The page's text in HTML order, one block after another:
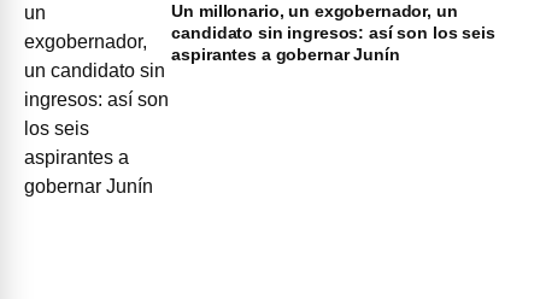
Un millonario, un exgobernador, un
candidato sin ingresos: así son los seis
aspirantes a gobernar Junín